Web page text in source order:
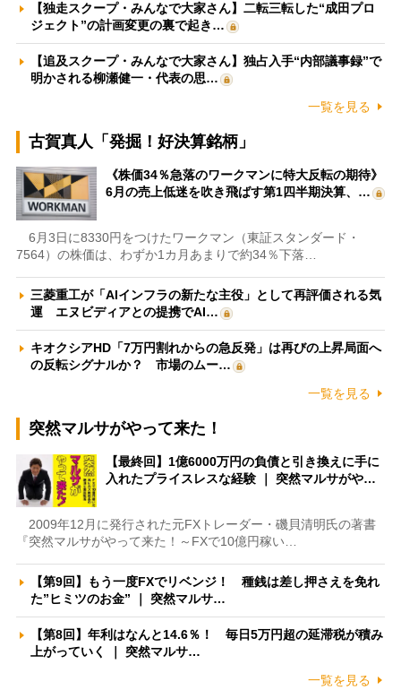
【独走スクープ・みんなで大家さん】二転三転した“成田プロ
ジェクト”の計画変更の裏で起き…
【追及スクープ・みんなで大家さん】独占入手“内部議事録”で
明かされる柳瀬健一・代表の思…
一覧を見る
古賀真人「発掘！好決算銘柄」
《株価34％急落のワークマンに特大反転の期待》
6月の売上低迷を吹き飛ばす第1四半期決算、…
6月3日に8330円をつけたワークマン（東証スタンダード・
7564）の株価は、わずか1カ月あまりで約34％下落…
三菱重工が「AIインフラの新たな主役」として再評価される気
運 エヌビディアとの提携でAI…
キオクシアHD「7万円割れからの急反発」は再びの上昇局面へ
の反転シグナルか？ 市場のムー…
一覧を見る
突然マルサがやって来た！
【最終回】1億6000万円の負債と引き換えに手に
入れたプライスレスな経験 ｜ 突然マルサがや…
2009年12月に発行された元FXトレーダー・磯貝清明氏の著書
『突然マルサがやって来た！～FXで10億円稼い…
【第9回】もう一度FXでリベンジ！ 種銭は差し押さえを免れ
た”ヒミツのお金” ｜ 突然マルサ…
【第8回】年利はなんと14.6％！ 毎日5万円超の延滞税が積み
上がっていく ｜ 突然マルサ…
一覧を見る